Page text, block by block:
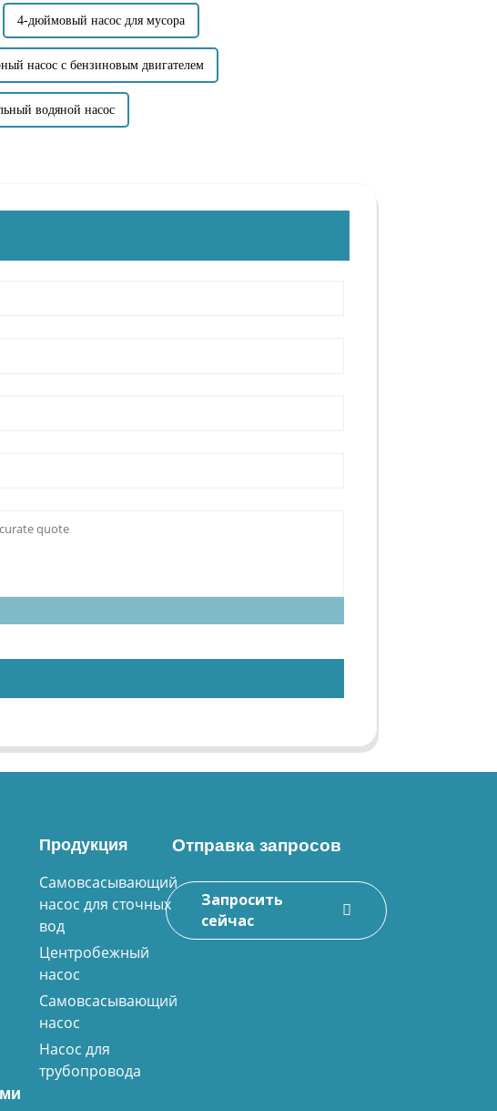
4-дюймовый насос для мусора
насос с бензиновым двигателем
водяной насос
Продукция
Самовсасывающий
насос для сточных
вод
Центробежный
насос
Самовсасывающий
насос
Насос для
трубопровода
Отправка запросов
Запросить
сейчас